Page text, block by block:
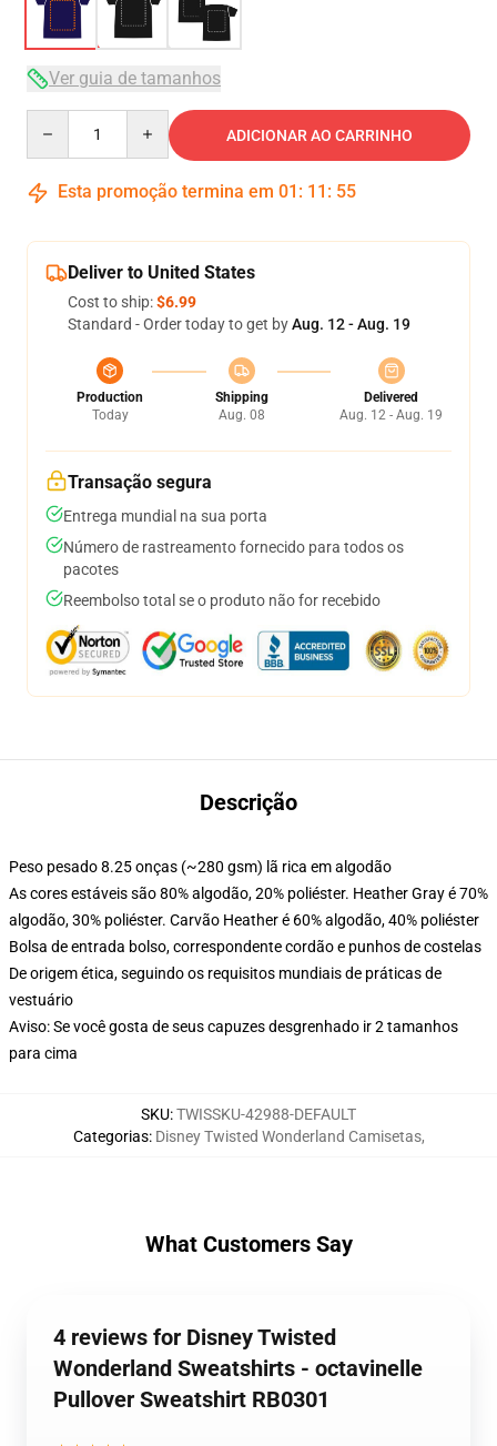
Ver guia de tamanhos
ADICIONAR AO CARRINHO
Esta promoção termina em 01 : 11 : 54
Deliver to United States
Cost to ship:$6.99
Standard - Order today to get byAug. 12 - Aug. 19
Production
Today
Shipping
Aug. 08
Delivered
Aug. 12 - Aug. 19
Transação segura
Entrega mundial na sua porta
Número de rastreamento fornecido para todos os
pacotes
Reembolso total se o produto não for recebido
Descrição
Peso pesado 8.25 onças (~280 gsm) lã rica em algodão
As cores estáveis são 80% algodão, 20% poliéster. Heather Gray é 70%
algodão, 30% poliéster. Carvão Heather é 60% algodão, 40% poliéster
Bolsa de entrada bolso, correspondente cordão e punhos de costelas
De origem ética, seguindo os requisitos mundiais de práticas de
vestuário
Aviso: Se você gosta de seus capuzes desgrenhado ir 2 tamanhos
para cima
SKU:TWISSKU-42988-DEFAULT
Categorias: Disney Twisted Wonderland Camisetas,
What Customers Say
4 reviews for Disney Twisted
Wonderland Sweatshirts - octavinelle
Pullover Sweatshirt RB0301